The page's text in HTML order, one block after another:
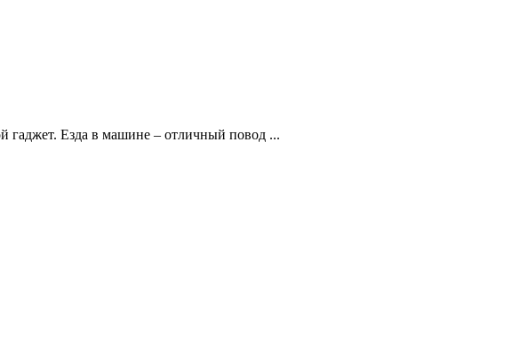
гаджет. Езда в машине – отличный повод ...